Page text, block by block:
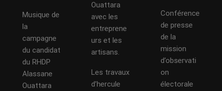
Musique de
la
campagne
du candidat
du RHDP
Alassane
Ouattara
Ouattara
avec les
entreprene
urs et les
artisans.
Les travaux
d’hercule
Conférence
de presse
de la
mission
d’observati
on
électorale